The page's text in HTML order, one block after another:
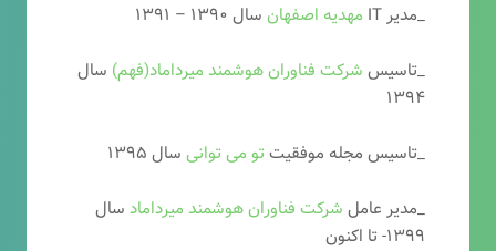
_مدیر IT
مهدیه اصفهان سال ۱۳۹۰ – ۱۳۹۱
_تاسیس شرکت فناوران هوشمند میرداماد(فهم) سال
۱۳۹۴
_تاسیس مجله موفقیتتو می توانی سال ۱۳۹۵
_مدیر عامل شرکت فناوران هوشمند میرداماد سال
۱۳۹۹- تا اکنون